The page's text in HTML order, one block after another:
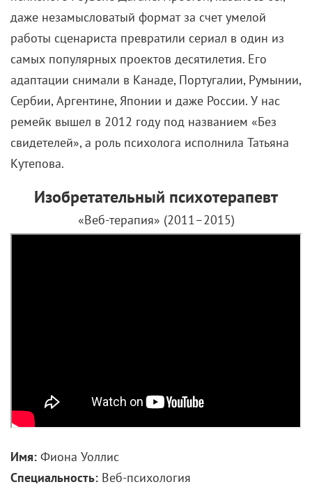
даже незамысловатый формат за счет умелой
работы сценариста превратили сериал в один из
самых популярных проектов десятилетия. Его
адаптации снимали в Канаде, Португалии, Румынии,
Сербии, Аргентине, Японии и даже России. У нас
ремейк вышел в 2012 году под названием «Без
свидетелей», а роль психолога исполнила Татьяна
Кутепова.
Изобретательный психотерапевт
«Веб-терапия» (2011–2015)
Имя: Фиона Уоллис
Специальность: Веб-психология